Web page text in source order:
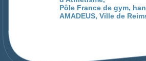
Pôle France de gym,
AMADEUS, Ville de